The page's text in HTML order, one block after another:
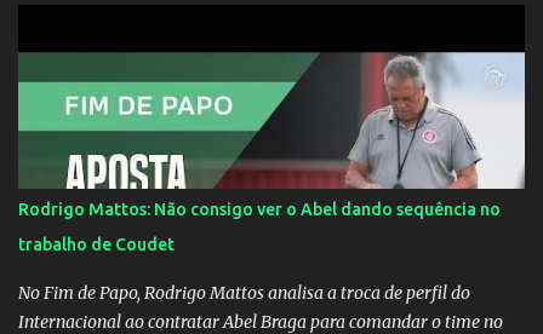
Huma Kimak. A influencer também contou que recebe diversos
ataques na internet desde a época em que foi contratada para
fazer a divulgação de uma live do Gusttavo Lima em Manaus,
capital do Amazonas. "Fui até o local onde seria o show, divulguei
e no dia seguinte foi feita a live que eu não pude ir, porque estava
me sentindo mal", explicou Huma. A notícia da separação de
Gusttavo Lima e Andressa Suita foi divulgada no dia 9 de outubro.
A relação chegou ao fim após cinco anos e houve rumores de uma
suposta traição do canto...
Rodrigo Mattos: Não consigo ver o Abel dando sequência no
trabalho de Coudet
No Fim de Papo, Rodrigo Mattos analisa a troca de perfil do
Internacional ao contratar Abel Braga para comandar o time no